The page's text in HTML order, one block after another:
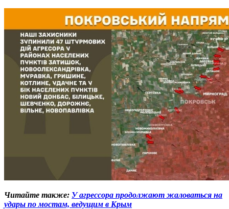
Читайте также: У агрессора продолжают жаловаться на
удары по мостам, ведущим в Крым